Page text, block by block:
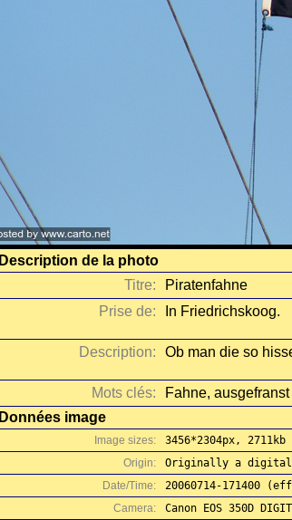
Description de la photo
Titre:
Piratenfahne
Prise de:
In Friedrichskoog.
Description: Ob man die so
Mots clés:
Fahne, ausgefranst
Données image
Image sizes:
3456*2304px, 2711kb
Origin:
Originally a digital
Date/Time:
20060714-171400
Camera:
Canon EOS 350D